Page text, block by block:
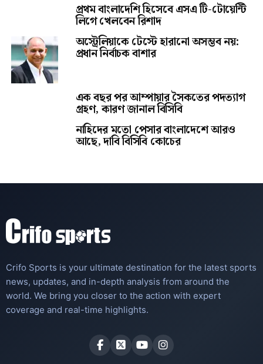
প্রথম বাংলাদেশি হিসেবে এসএ টি-টোয়েন্টি
লিগে খেলবেন রিশাদ
অস্ট্রেলিয়াকে টেস্টে হারানো অসম্ভব নয়:
প্রধান নির্বাচক বাশার
এক বছর পর আম্পায়ার সৈকতের পদত্যাগ
গ্রহণ, কারণ জানাল বিসিবি
নাহিদের মতো পেসার বাংলাদেশে আরও
আছে, দাবি বিসিবি কোচের
Crifo Sports is your ultimate destination for the latest sports
news, updates, and in-depth analysis from around the
world. We bring you closer to the action with expert
coverage and real-time highlights.